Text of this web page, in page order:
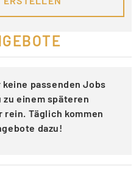
passenden Jobs
zu einem späteren
Täglich kommen
dazu!